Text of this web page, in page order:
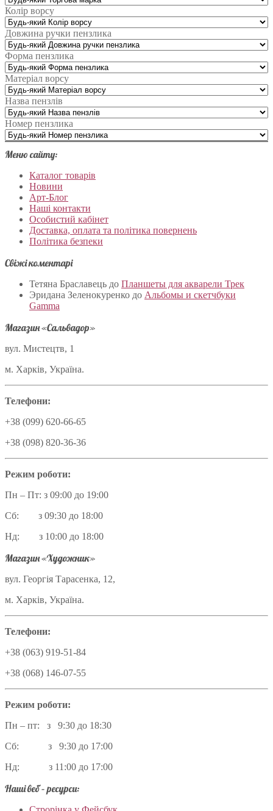
Колір ворсу
Довжина ручки пензлика
Форма пензлика
Матеріал ворсу
Назва пензлів
Номер пензлика
Меню сайту:
Каталог товарів
Новини
Арт-Блог
Наші контакти
Особистий кабінет
Доставка, оплата та політика повернень
Політика безпеки
Свіжі коментарі
Тетяна Браславець до Планшеты для акварели Трек
Эридана Зеленокуренко до Альбомы и скетчбуки
Gamma
Магазин «Сальвадор»
вул. Мистецтв, 1
м. Харків, Україна.
Телефони:
+38 (099) 620-66-65
+38 (098) 820-36-36
Режим роботи:
Пн – Пт: з 09:00 до 19:00
Сб: з 09:30 до 18:00
Нд: з 10:00 до 18:00
Магазин «Художник»
вул. Георгія Тарасенка, 12,
м. Харків, Україна.
Телефони:
+38 (063) 919-51-84
+38 (068) 146-07-55
Режим роботи:
Пн – пт: з 9:30 до 18:30
Сб: з 9:30 до 17:00
Нд: з 11:00 до 17:00
Наші веб – ресурси: